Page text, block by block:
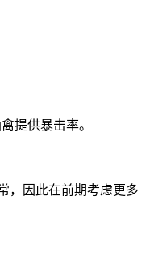
提供暴击率。
，因此在前期考虑更多